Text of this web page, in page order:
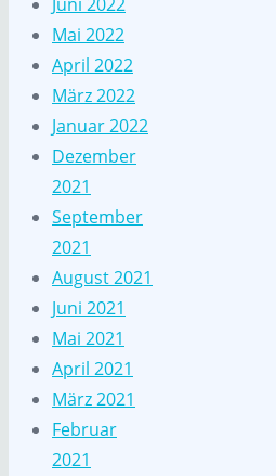
Mai 2022
April 2022
März 2022
Januar 2022
Dezember
2021
September
2021
August 2021
Juni 2021
Mai 2021
April 2021
März 2021
Februar
2021